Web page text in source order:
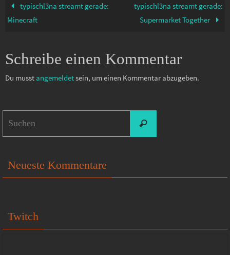
typischl3na streamt gerade:
Minecraft
typischl3na streamt gerade:
Supermarket Together
Schreibe einen Kommentar
Du musst angemeldetsein, um einen Kommentar abzugeben.
Suchen
Neueste Kommentare
Twitch